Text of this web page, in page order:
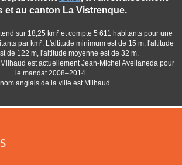
et au canton La Vistrenque.
sur 18,25 km² et compte 5 611 habitants pour une
par km². L'altitude minimum est de 15 m, l'altitude
de 122 m, l'altitude moyenne est de 32 m.
est actuellement Jean-Michel Avellaneda pour
le mandat 2008–2014.
anglais de la ville est Milhaud.